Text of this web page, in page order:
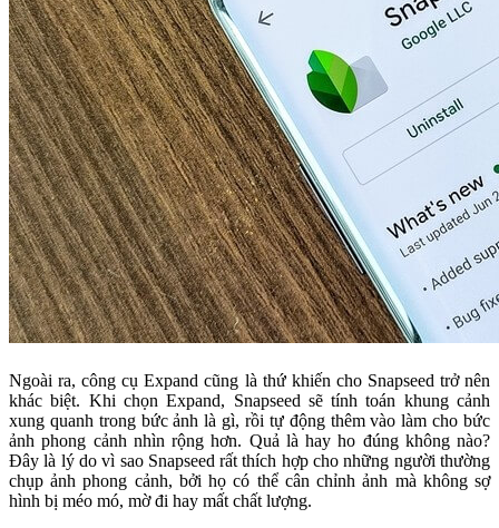
Ngoài ra, công cụ Expand cũng là thứ khiến cho Snapseed trở nên
khác biệt. Khi chọn Expand, Snapseed sẽ tính toán khung cảnh
xung quanh trong bức ảnh là gì, rồi tự động thêm vào làm cho bức
ảnh phong cảnh nhìn rộng hơn. Quả là hay ho đúng không nào?
Đây là lý do vì sao Snapseed rất thích hợp cho những người thường
chụp ảnh phong cảnh, bởi họ có thể cân chỉnh ảnh mà không sợ
hình bị méo mó, mờ đi hay mất chất lượng.